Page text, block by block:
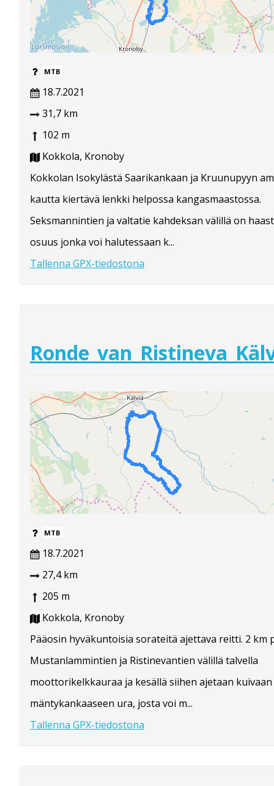
MTB
18.7.2021
31,7 km
102 m
Kokkola, Kronoby
Kokkolan Isokylästä Saarikankaan ja Kruunupyyn
kautta kiertävä lenkki helpossa kangasmaastossa.
Seksmannintien ja valtatie kahdeksan välillä on
osuus jonka voi halutessaan k...
Tallenna GPX-tiedostona
MTB
18.7.2021
27,4 km
205 m
Kokkola, Kronoby
Pääosin hyväkuntoisia sorateitä ajettava reitti. 2 km
Mustanlammintien ja Ristinevantien välillä talvella
moottorikelkkauraa ja kesällä siihen ajetaan kuivaan
mäntykankaaseen ura, josta voi m...
Tallenna GPX-tiedostona